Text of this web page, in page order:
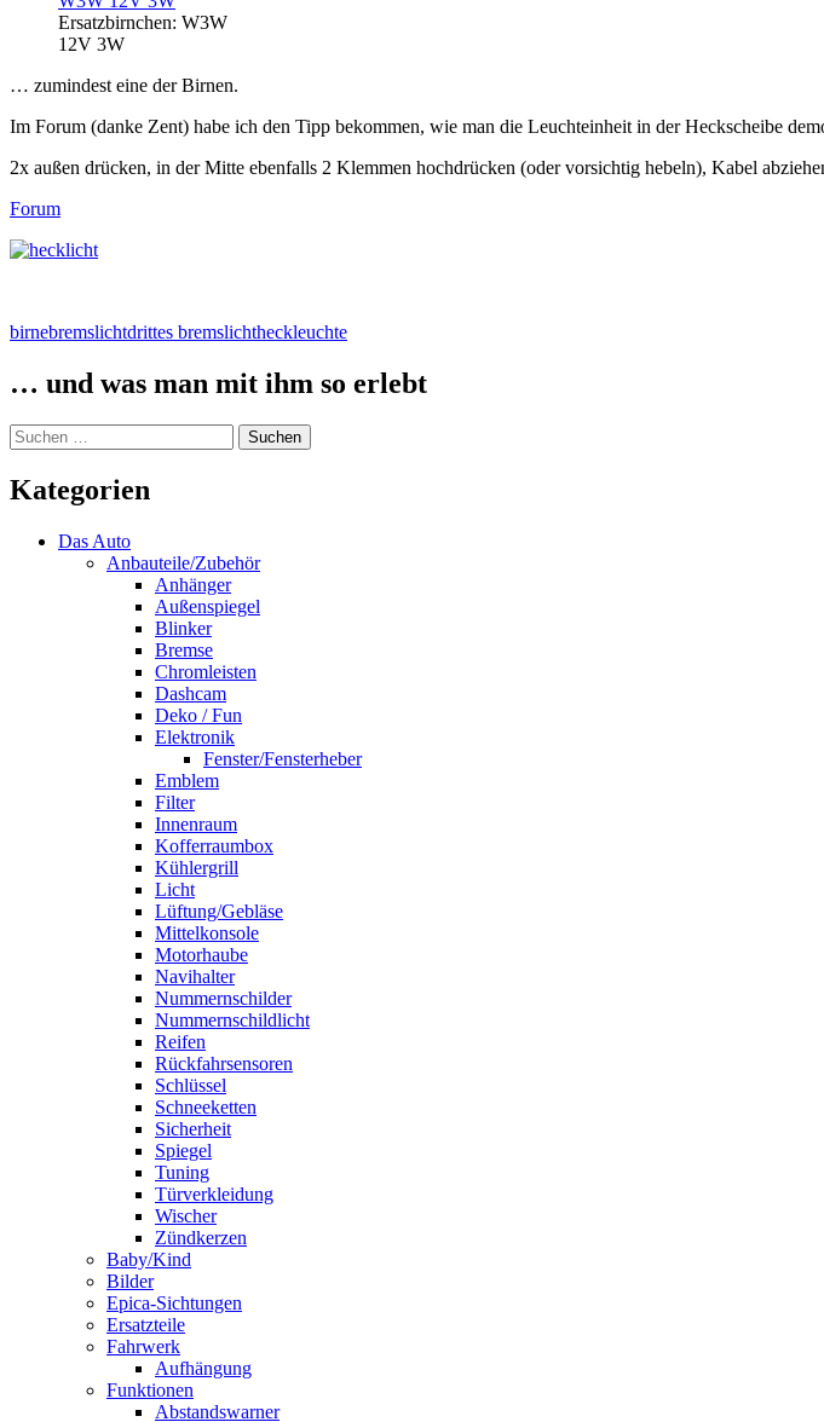
Ersatzbirnchen: W3W
12V 3W
… zumindest eine der Birnen.
Im Forum (danke Zent) habe ich den Tipp bekommen, wie man die Leuchteinheit in der Heckscheibe
2x außen drücken, in der Mitte ebenfalls 2 Klemmen hochdrücken (oder vorsichtig hebeln), Kabel
Forum
birnebremslichtdrittes bremslichtheckleuchte
… und was man mit ihm so erlebt
Suchen
nach:
Kategorien
Das Auto
Anbauteile/Zubehör
Anhänger
Außenspiegel
Blinker
Bremse
Chromleisten
Dashcam
Deko / Fun
Elektronik
Fenster/Fensterheber
Emblem
Filter
Innenraum
Kofferraumbox
Kühlergrill
Licht
Lüftung/Gebläse
Mittelkonsole
Motorhaube
Navihalter
Nummernschilder
Nummernschildlicht
Reifen
Rückfahrsensoren
Schlüssel
Schneeketten
Sicherheit
Spiegel
Tuning
Türverkleidung
Wischer
Zündkerzen
Baby/Kind
Bilder
Epica-Sichtungen
Ersatzteile
Fahrwerk
Aufhängung
Funktionen
Abstandswarner